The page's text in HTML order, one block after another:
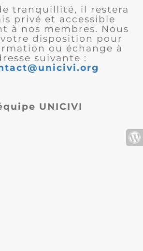
tranquillité, il restera
privé et accessible
à nos membres. Nous
disposition pour
ou échange à
suivante :
UNICIVI